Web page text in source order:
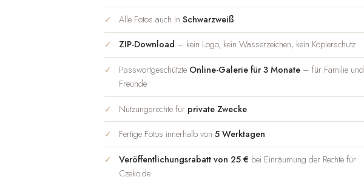
Alle Fotos auch in Schwarzweiß
ZIP-Download – kein Logo, kein Wasserzeichen, kein Kopierschutz
Passwortgeschützte Online-Galerie für 3 Monate – für Familie und
Freunde
Nutzungsrechte für private Zwecke
Fertige Fotos innerhalb von 5 Werktagen
Veröffentlichungsrabatt von 25 € bei Einräumung der Rechte für
Czeko.de